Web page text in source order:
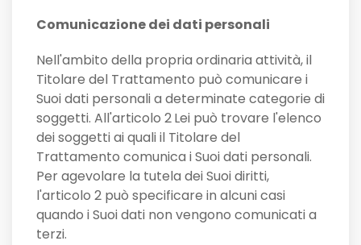
Comunicazione dei dati personali
Nell'ambito della propria ordinaria attività, il
Titolare del Trattamento può comunicare i
Suoi dati personali a determinate categorie di
soggetti. All'articolo 2Lei può trovare l'elenco
dei soggetti ai quali il Titolare del
Trattamento comunica i Suoi dati personali.
Per agevolare la tutela dei Suoi diritti,
l'articolo 2 può specificare in alcuni casi
quando i Suoi dati non vengono comunicati a
terzi.